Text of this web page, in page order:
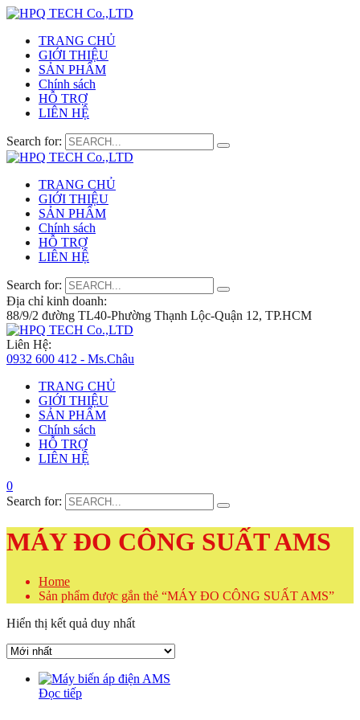
TRANG CHỦ
GIỚI THIỆU
SẢN PHẨM
Chính sách
HỖ TRỢ
LIÊN HỆ
Search for:
TRANG CHỦ
GIỚI THIỆU
SẢN PHẨM
Chính sách
HỖ TRỢ
LIÊN HỆ
Search for:
Địa chỉ kinh doanh:
88/9/2 đường TL40-Phường Thạnh Lộc-Quận 12, TP.HCM
Liên Hệ:
0932 600 412 - Ms.Châu
TRANG CHỦ
GIỚI THIỆU
SẢN PHẨM
Chính sách
HỖ TRỢ
LIÊN HỆ
0
Search for:
MÁY ĐO CÔNG SUẤT AMS
Home
Sản phẩm được gắn thẻ “MÁY ĐO CÔNG SUẤT AMS”
Hiển thị kết quả duy nhất
Đọc tiếp